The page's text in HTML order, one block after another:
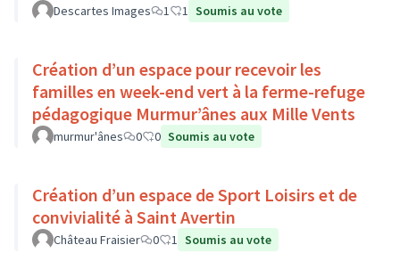
Descartes Images 1 1 Soumis au vote
Création d’un espace pour recevoir les
familles en week-end vert à la ferme-refuge
pédagogique Murmur’ânes aux Mille Vents
murmur'ânes 0 0 Soumis au vote
Création d’un espace de Sport Loisirs et de
convivialité à Saint Avertin
Château Fraisier 0 1 Soumis au vote